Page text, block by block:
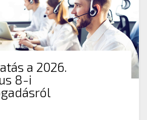
a 2026.
8-i